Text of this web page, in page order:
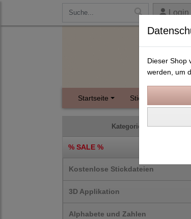
Login
Startseite Stickdateien
Kategorien
% SALE %
Kostenlose Stickdateien
3D Applikation
Alphabete und Zahlen
Dieser Shop
werden, um